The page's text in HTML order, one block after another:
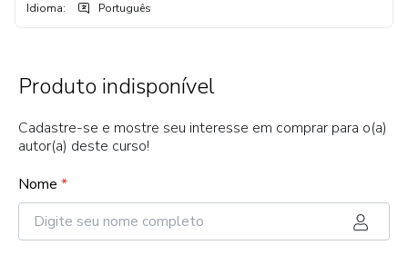
Idioma: Português
Produto indisponível
Cadastre-se e mostre seu interesse em comprar para o(a)
autor(a) deste curso!
Nome *